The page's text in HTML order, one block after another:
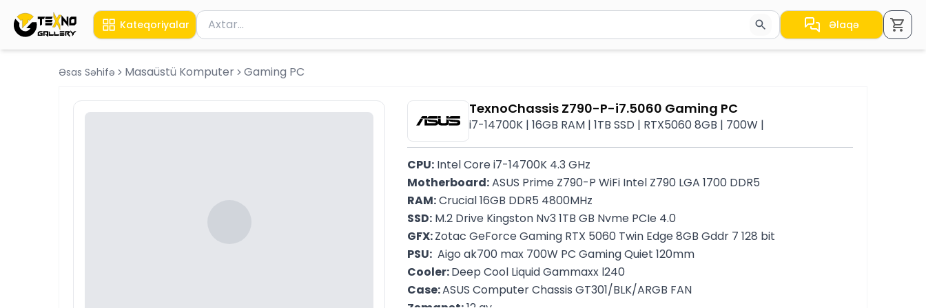
Kateqoriyalar Məhsul axtar
Axtarış üçün ən azı 2 simvol yazın. Göndərmək üçün Enter düyməsini basın və ya nəticələr arasında keçid etmək üçün ox
Əlaqə
Əsas Səhifə Masaüstü Komputer Gaming PC
TexnoChassis Z790-P-i7.5060 Gaming PC
i7-14700K | 16GB RAM | 1TB SSD | RTX5060 8GB | 700W |
CPU: Intel Core i7-14700K 4.3 GHz
Motherboard: ASUS Prime Z790-P WiFi Intel Z790 LGA 1700 DDR5
RAM: Crucial 16GB DDR5 4800MHz
SSD: M.2 Drive Kingston Nv3 1TB GB Nvme PCIe 4.0
GFX: Zotac GeForce Gaming RTX 5060 Twin Edge 8GB Gddr 7 128 bit
PSU: Aigo ak700 max 700W PC Gaming Quiet 120mm
Cooler: Deep Cool Liquid Gammaxx l240
Case: ASUS Computer Chassis GT301/BLK/ARGB FAN